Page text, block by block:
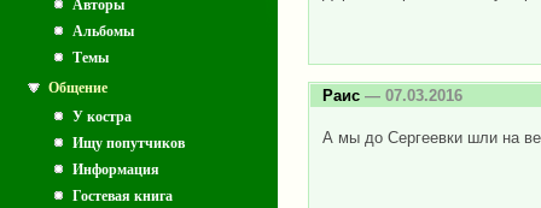
Авторы
Альбомы
Темы
Общение
У костра
Ищу попутчиков
Информация
Гостевая книга
Раис — 07.03.2016
А мы до Сергеевки шли на